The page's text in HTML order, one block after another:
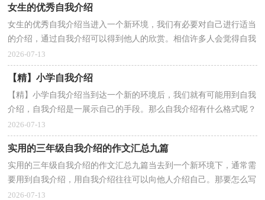
女生的优秀自我介绍
女生的优秀自我介绍当进入一个新环境，我们有必要对自己进行适当
的介绍，通过自我介绍可以得到他人的欣赏。相信许多人会觉得自我
介绍很难写吧，下面是小编整理的女生的优秀自我介...
2026-07-13
【精】小学自我介绍
【精】小学自我介绍当到达一个新的环境后，我们就有可能用到自我
介绍，自我介绍是一展示自己的手段。那么自我介绍有什么格式呢？
以下是小编整理的小学自我介绍，希望能够帮助到大家...
2026-07-13
实用的三年级自我介绍的作文汇总九篇
实用的三年级自我介绍的作文汇总九篇当去到一个新环境下，通常需
要用到自我介绍，用自我介绍往往可以向他人介绍自己。那要怎么写
好自我介绍呢？下面是小编为大家收集的三年级自我...
2026-07-13